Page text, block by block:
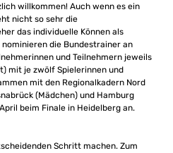
willkommen! Auch wenn es ein
nicht so sehr die
das individuelle Können als
die Bundestrainer an
und Teilnehmern jeweils
mit je zwölf Spielerinnen und
mit den Regionalkadern Nord
(Mädchen) und Hamburg
beim Finale in Heidelberg an.
Schritt machen. Zum